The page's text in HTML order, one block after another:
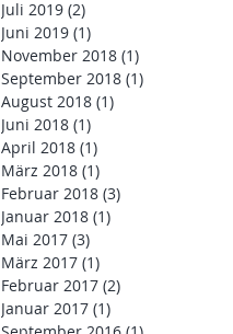
Juli 2019 (2)
Juni 2019 (1)
November 2018 (1)
September 2018 (1)
August 2018 (1)
Juni 2018 (1)
April 2018 (1)
März 2018 (1)
Februar 2018 (3)
Januar 2018 (1)
Mai 2017 (3)
März 2017 (1)
Februar 2017 (2)
Januar 2017 (1)